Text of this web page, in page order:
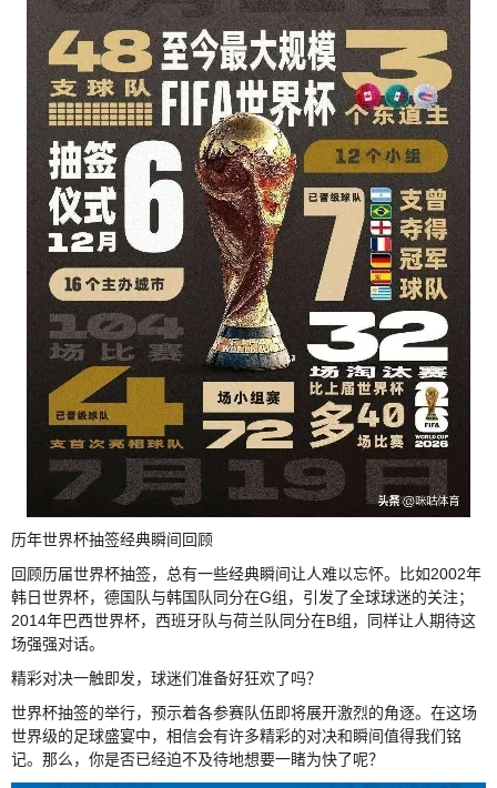
历年世界杯抽签经典瞬间回顾
回顾历届世界杯抽签，总有一些经典瞬间让人难以忘怀。比如2002年
韩日世界杯，德国队与韩国队同分在G组，引发了全球球迷的关注；
2014年巴西世界杯，西班牙队与荷兰队同分在B组，同样让人期待这
场强强对话。
精彩对决一触即发，球迷们准备好狂欢了吗？
世界杯抽签的举行，预示着各参赛队伍即将展开激烈的角逐。在这场
世界级的足球盛宴中，相信会有许多精彩的对决和瞬间值得我们铭
记。那么，你是否已经迫不及待地想要一睹为快了呢？